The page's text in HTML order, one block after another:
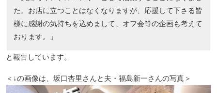
た。お店に立つことはなくなりますが、応援して下さる皆
様に感謝の気持ちを込めまして、オフ会等の企画も考えて
おります。」
と報告しています。
＜↓の画像は、坂口杏里さんと夫・福島新一さんの写真＞